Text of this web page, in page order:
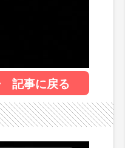
記事に戻る